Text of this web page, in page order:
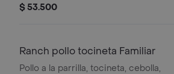
porciones. Incluye Salsa de Ajo,
$ 53.500
Ranch pollo tocineta Familiar
Pollo a la parrilla, tocineta, cebolla,